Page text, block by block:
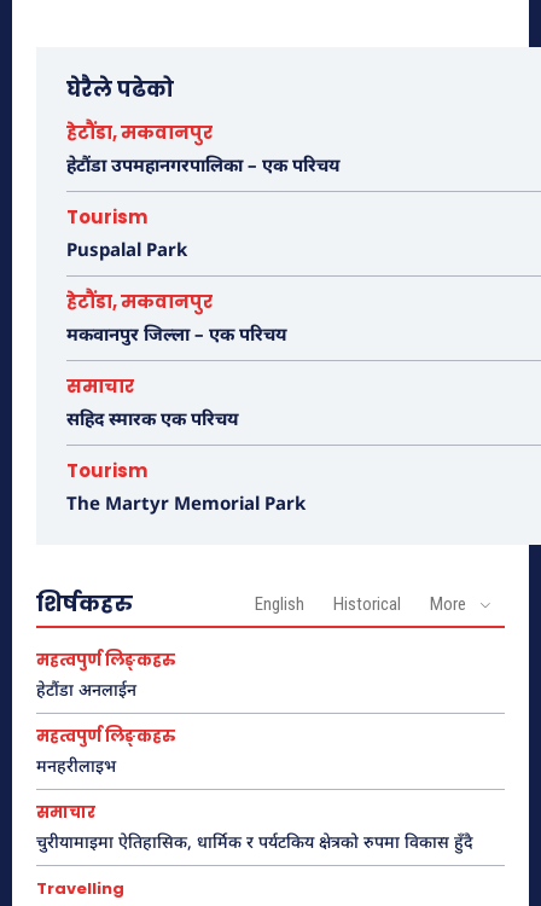
नयाँ गन्तव्यहरु
प्रकृतिको काखमा लुकेको मकवानपुर गढीकोे
घेरैले पढेको
हेटौंडा, मकवानपुर
हेटौंडा उपमहानगरपालिका – एक परिचय
Tourism
Puspalal Park
हेटौंडा, मकवानपुर
मकवानपुर जिल्ला – एक परिचय
समाचार
सहिद स्मारक एक परिचय
Tourism
The Martyr Memorial Park
शिर्षकहरु English Historical More
महत्वपुर्ण लिङ्कहरु
हेटौंडा अनलाईन
महत्वपुर्ण लिङ्कहरु
मनहरीलाइभ
समाचार
चुरीयामाइमा ऐतिहासिक, धार्मिक र पर्यटकिय क्षेत्रको रुपमा विकास हुँदै
Travelling